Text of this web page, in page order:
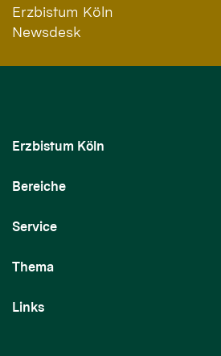
Erzbistum Köln
Newsdesk
Erzbistum Köln
Bereiche
Service
Thema
Links